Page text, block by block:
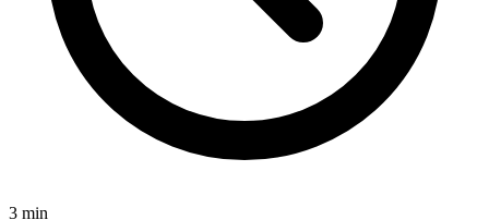
3 min